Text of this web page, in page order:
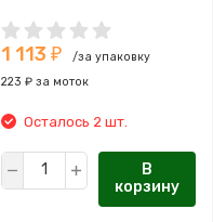
Производитель:
СЕМЕНОВСКАЯ ПРЯЖА
1 113 ₽
/за упаковку
223 ₽ за моток
Осталось 2 шт.
В
корзину